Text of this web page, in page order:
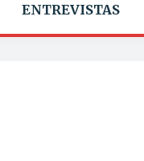
ENTREVISTAS